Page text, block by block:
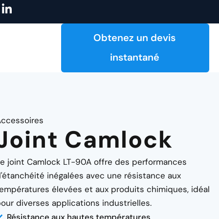
I
c
ô
i
n
Obtenez un devis
instantané
Camlock
joint Camlock LT-90A offre des performances
inégalées avec une résistance aux
élevées et aux produits chimiques, idéal
diverses applications industrielles.